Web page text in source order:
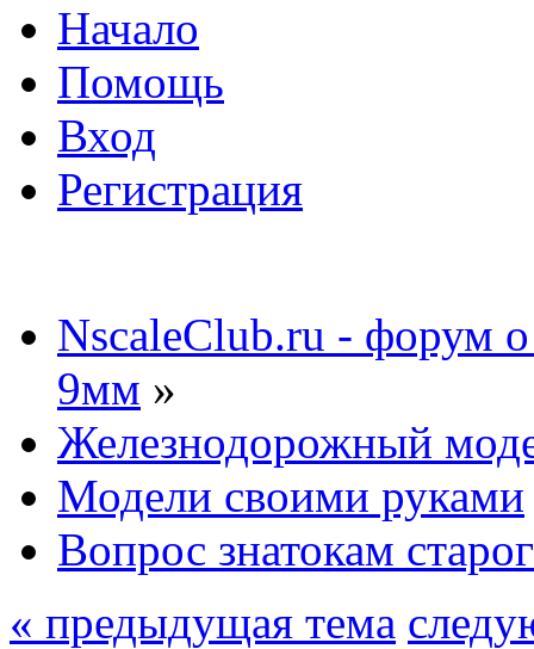
Начало
Помощь
Вход
Регистрация
NscaleClub.ru - форум
9мм »
Железнодорожный
Модели своими руками
Вопрос знатокам
« предыдущая тема